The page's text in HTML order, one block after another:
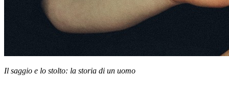
Il saggio e lo stolto: la storia di un uomo